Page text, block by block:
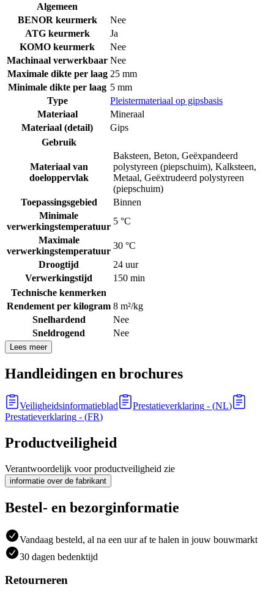
Algemeen
BENOR keurmerk
Nee
ATG keurmerk
Ja
KOMO keurmerk
Nee
Machinaal verwerkbaar Nee
Maximale dikte per laag 25 mm
Minimale dikte per laag 5 mm
Type
Pleistermateriaal op gipsbasis
Materiaal
Mineraal
Materiaal (detail)
Gips
Gebruik
Materiaal van
doeloppervlak
Baksteen, Beton, Geëxpandeerd
polystyreen (piepschuim), Kalksteen,
Metaal, Geëxtrudeerd polystyreen
(piepschuim)
Toepassingsgebied
Binnen
Minimale
verwerkingstemperatuur
5 °C
Maximale
verwerkingstemperatuur
30 °C
Droogtijd
24 uur
Verwerkingstijd
150 min
Technische kenmerken
Rendement per kilogram 8 m²/kg
Snelhardend
Nee
Sneldrogend
Nee
Lees meer
Handleidingen en brochures
Veiligheidsinformatieblad Prestatieverklaring - (NL)
Prestatieverklaring - (FR)
Productveiligheid
Verantwoordelijk voor productveiligheid zie
informatie over de fabrikant
Bestel- en bezorginformatie
Vandaag besteld, al na een uur af te halen in jouw bouwmarkt
30 dagen bedenktijd
Retourneren